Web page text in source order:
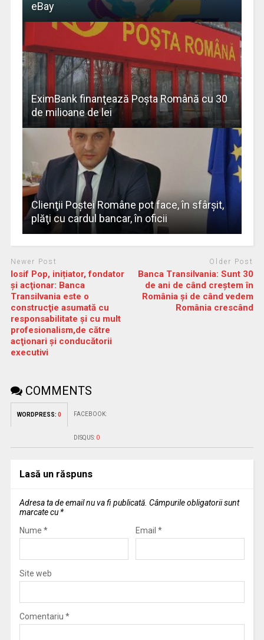
eBay
EximBank finanţează Poşta Română cu 30
de milioane de lei
Clienţii Poştei Române pot face, în sfârșit,
plăţi cu cardul bancar, în oficii
Newer Post
Iosif Pop, inițiator, fondator
şi acţionar: Banca
Transilvania este o
construcţie asumată cu
responsabilitate şi cu mult
profesionalism,de către
acţionari şi conducătorii
executivi
Older Post
Banca Transilvania: Sunt 30
de ani de când creștem în
România și de când vedem
România crescând
COMMENTS
WORDPRESS: 0 FACEBOOK:
DISQUS: 0
Lasă un răspuns
Adresa ta de email nu va fi publicată. Câmpurile obligatorii sunt
marcate cu *
Nume * Email *
Site web
Comentariu *